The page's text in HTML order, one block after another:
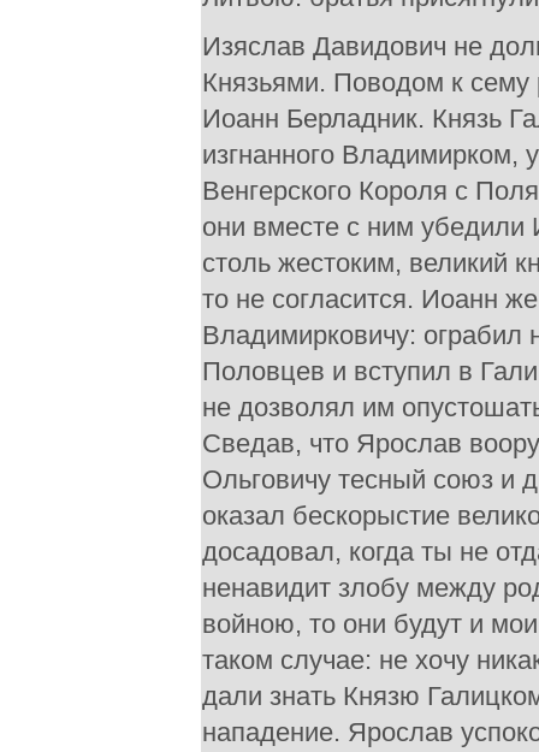
Изяслав Давидович не
Князьями. Поводом к
Иоанн Берладник. Князь
изгнанного Владимирком,
Венгерского Короля с
они вместе с ним
столь жестоким, великий
то не согласится. Иоанн
Владимирковичу: ограбил
Половцев и вступил в
не дозволял им
Сведав, что Ярослав
Ольговичу тесный союз и
оказал бескорыстие
досадовал, когда ты не
ненавидит злобу между
войною, то они будут и
таком случае: не хочу
дали знать Князю
нападение. Ярослав